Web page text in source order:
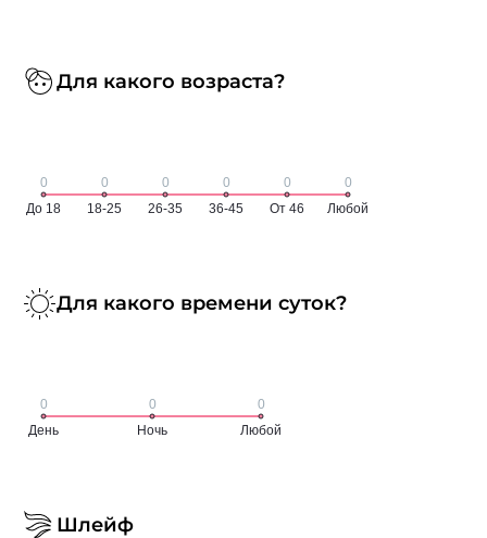
Для какого возраста?
Для какого времени суток?
Шлейф